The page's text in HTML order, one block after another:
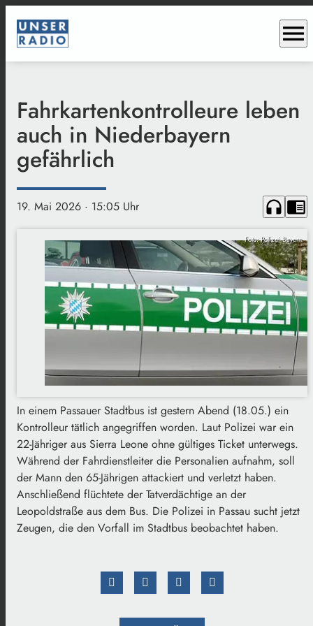
menu
Fahrkartenkontrolleure leben
auch in Niederbayern
gefährlich
19. Mai 2026 · 15:05 Uhr headphones chrome_reader_mode
Foto: Polizei Bayern
In einem Passauer Stadtbus ist gestern Abend (18.05.) ein
Kontrolleur tätlich angegriffen worden. Laut Polizei war ein
22-Jähriger aus Sierra Leone ohne gültiges Ticket unterwegs.
Während der Fahrdienstleiter die Personalien aufnahm, soll
der Mann den 65-Jährigen attackiert und verletzt haben.
Anschließend flüchtete der Tatverdächtige an der
Leopoldstraße aus dem Bus. Die Polizei in Passau sucht jetzt
Zeugen, die den Vorfall im Stadtbus beobachtet haben.